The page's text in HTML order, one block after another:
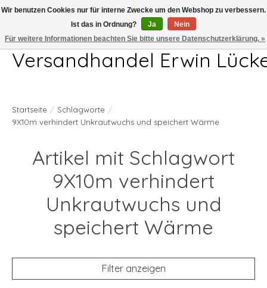
Telefon 04407 715872 MO-DO 7.00-17.00Uhr FR 7.00-13.00Uhr
Versandhandel Erwin
Startseite / Schlagworte /
9X10m verhindert Unkrautwuchs und speichert Wärme
Artikel mit Schlagwort
9X10m verhindert
Unkrautwuchs und
speichert Wärme
Filter anzeigen
Wir benutzen Cookies nur für interne Zwecke um den Webshop zu verbessern.
Ist das in Ordnung?
Ja
Nein
Für weitere Informationen beachten Sie bitte unsere Datenschutzerklärung. »